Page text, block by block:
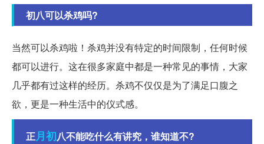
初八可以杀鸡吗?
当然可以杀鸡啦！杀鸡并没有特定的时间限制，任何时候
都可以进行。这在很多家庭中都是一种常见的事情，大家
几乎都有过这样的经历。杀鸡不仅仅是为了满足口腹之
欲，更是一种生活中的仪式感。
正月初八不能吃什么有讲究，谁知道不?